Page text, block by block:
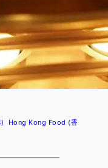
Hong Kong Food (香